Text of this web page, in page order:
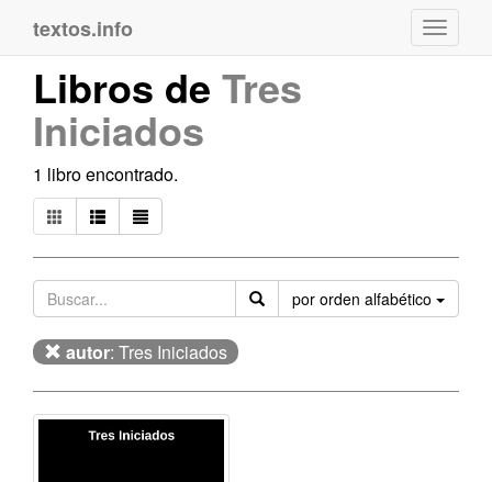
textos.info
Libros de Tres
Iniciados
1 libro encontrado.
por orden alfabético
autor: Tres Iniciados